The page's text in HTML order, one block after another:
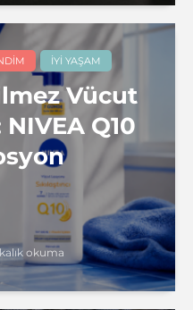
İYI YAŞAM
Vücut
Q10
okuma